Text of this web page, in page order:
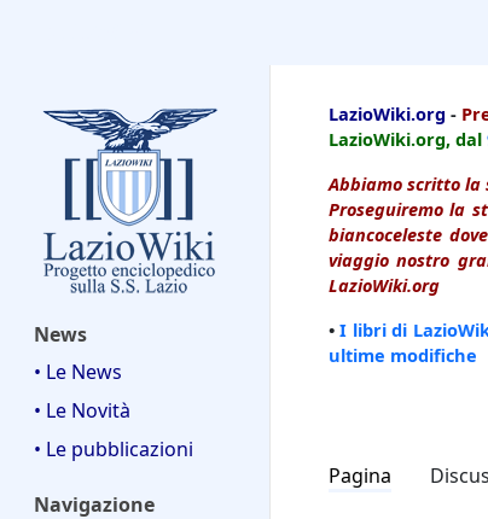
News
• Le News
• Le Novità
• Le pubblicazioni
Navigazione
LazioWiki.org -
LazioWiki.org, dal
Abbiamo scritto la
Proseguiremo la
biancoceleste
viaggio nostro
LazioWiki.org
•I libri di
ultime modifiche
Pagina